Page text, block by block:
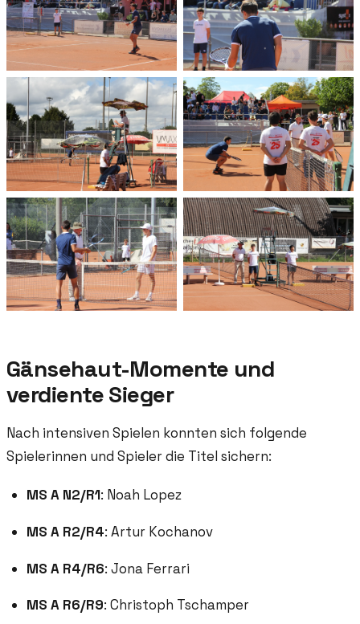
Gänsehaut-Momente und
verdiente Sieger
Nach intensiven Spielen konnten sich folgende
Spielerinnen und Spieler die Titel sichern:
MS A N2/R1: Noah Lopez
MS A R2/R4: Artur Kochanov
MS A R4/R6: Jona Ferrari
MS A R6/R9: Christoph Tschamper